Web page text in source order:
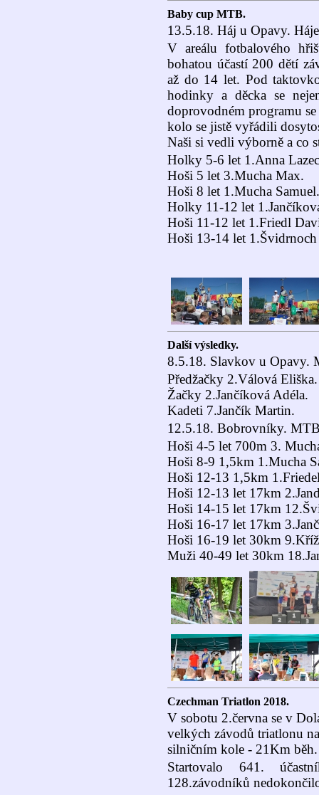
Baby cup MTB.
13.5.18. Háj u Opavy.
V areálu fotbalového
bohatou účastí 200 dětí
až do 14 let. Pod
hodinky a děcka se
doprovodném programu
kolo se jistě vyřádili
Naši si vedli výborně a co
Holky 5-6 let 1.Anna
Hoši 5 let 3.Mucha Max.
Hoši 8 let 1.Mucha Samuel.
Holky 11-12 let
Hoši 11-12 let 1.Friedl
Hoši 13-14 let 1.Švidrnoch
Další výsledky.
8.5.18. Slavkov u Opavy.
Předžačky 2.Válová Eliška.
Žačky 2.Jančíková Adéla.
Kadeti 7.Jančík Martin.
12.5.18. Bobrovníky.
Hoši 4-5 let 700m 3.
Hoši 8-9 1,5km 1.Mucha
Hoši 12-13 1,5km
Hoši 12-13 let 17km
Hoši 14-15 let 17km
Hoši 16-17 let 17km
Hoši 16-19 let 30km
Muži 40-49 let 30km
Czechman Triatlon 2018.
V sobotu 2.června se v
velkých závodů triatlonu
silničním kole - 21Km běh.
Startovalo 641.
128.závodníků